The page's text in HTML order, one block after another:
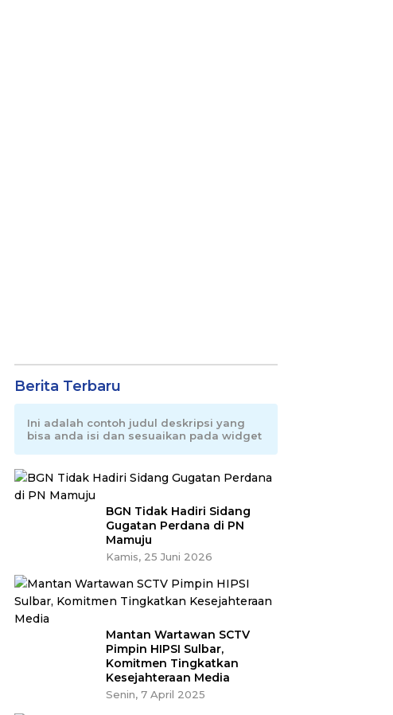
Berita Terbaru
Ini adalah contoh judul deskripsi yang
bisa anda isi dan sesuaikan pada widget
BGN Tidak Hadiri Sidang
Gugatan Perdana di PN
Mamuju
Kamis, 25 Juni 2026
Mantan Wartawan SCTV
Pimpin HIPSI Sulbar,
Komitmen Tingkatkan
Kesejahteraan Media
Senin, 7 April 2025